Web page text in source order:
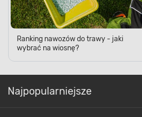
POPRAWIA KWITNIENIE
Piękna i bujna
Decydując się na ten produkt,
roślinom odpowiednie warunki
rozwoju. Nawóz zawiera szereg
skomponowany zestaw
Ranking nawozów do trawy - jaki
wybrać na wiosnę?
Najpopularniejsze